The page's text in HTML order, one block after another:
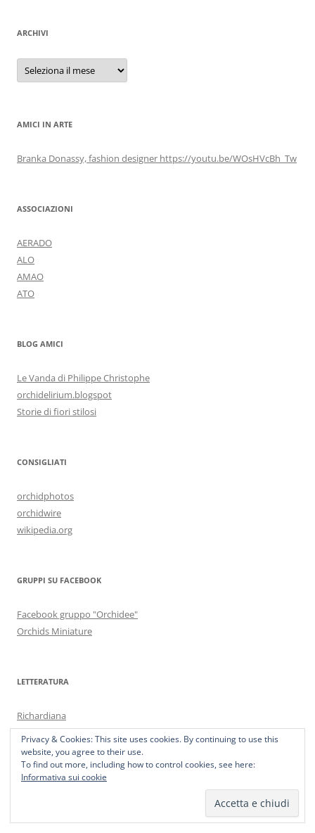
ARCHIVI
Archivi
AMICI IN ARTE
Branka Donassy, fashion designer https://youtu.be/WOsHVcBh_Tw
ASSOCIAZIONI
AERADO
ALO
AMAO
ATO
BLOG AMICI
Le Vanda di Philippe Christophe
orchidelirium.blogspot
Storie di fiori stilosi
CONSIGLIATI
orchidphotos
orchidwire
wikipedia.org
GRUPPI SU FACEBOOK
Facebook gruppo "Orchidee"
Orchids Miniature
LETTERATURA
Richardiana
Robert-Bedard – orchids/bookstore
MOSTRE ED EVENTI
Privacy & Cookies: This site uses cookies. By continuing to use this
website, you agree to their use.
To find out more, including how to control cookies, see here:
Informativa sui cookie